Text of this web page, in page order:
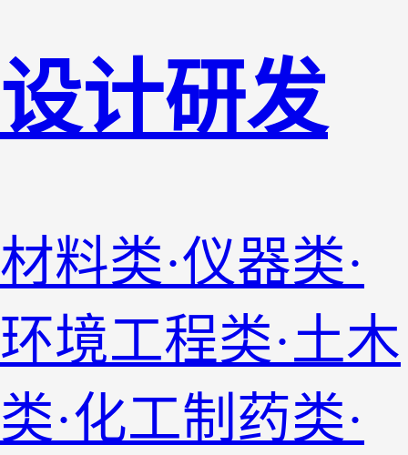
设计研发
材料类·仪器类·
环境工程类·土木
类·化工制药类·